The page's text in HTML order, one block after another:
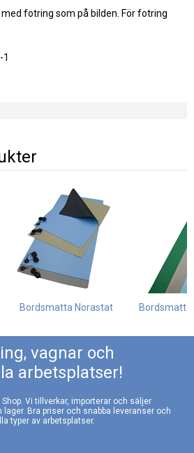
fotring som på bilden. För fotring
1
Bordsmatta Norastat Bordsmatta
vagnar och
arbetsplatser!
Vi tillverkar, importerar och säljer
lager. Bra priser och snabba leveranser och
typer av arbetsplatser.